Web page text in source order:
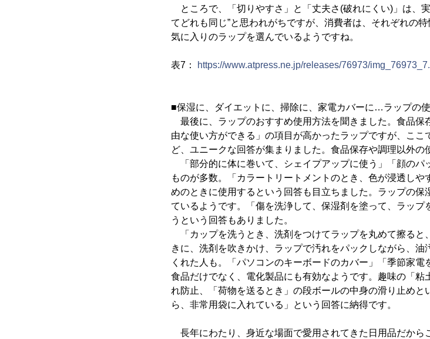
ところで、「切りやすさ」と「丈夫さ(破れにくい)」は、
てどれも同じ”と思われがちですが、消費者は、それぞれの
気に入りのラップを選んでいるようですね。
表7： https://www.atpress.ne.jp/releases/76973/
■保湿に、ダイエットに、掃除に、家電カバーに…ラップの
最後に、ラップのおすすめ使用方法を聞きました。食品保
由な使い方ができる」の項目が高かったラップですが、こ
ど、ユニークな回答が集まりました。食品保存や調理以外の
「部分的に体に巻いて、シェイプアップに使う」「顔のパ
ものが多数。「カラートリートメントのとき、色が浸透し
めのときに使用するという回答も目立ちました。ラップの
ているようです。「傷を洗浄して、保湿剤を塗って、ラッ
うという回答もありました。
「カップを洗うとき、洗剤をつけてラップを丸めて擦ると
きに、洗剤を吹きかけ、ラップで汚れをパックしながら、
くれた人も。「パソコンのキーボードのカバー」「季節家
食品だけでなく、電化製品にも有効なようです。趣味の「
れ防止、「荷物を送るとき」の段ボールの中身の滑り止め
ら、非常用袋に入れている」という回答に納得です。
長年にわたり、身近な場面で愛用されてきた日用品だから